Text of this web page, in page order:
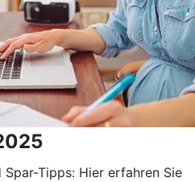
Spar-Tipps: Hier erfahren Sie